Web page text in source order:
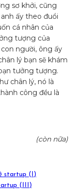
sơ khởi, cũng
ấy theo đuổi
cá nhân của
tượng của
người, ông ấy
lý bạn sẽ khám
tưởng tượng.
chân lý, nó là
công đều là
(còn nữa)
startup (I)
(III)